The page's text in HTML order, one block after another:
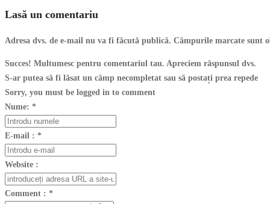
Lasă un comentariu
Adresa dvs. de e-mail nu va fi făcută publică. Câmpurile marcate sunt
Succes! Multumesc pentru comentariul tau. Apreciem răspunsul dvs.
S-ar putea să fi lăsat un câmp necompletat sau să postați prea repede
Sorry, you must be logged in to comment
Nume: *
E-mail : *
Website :
Comment : *